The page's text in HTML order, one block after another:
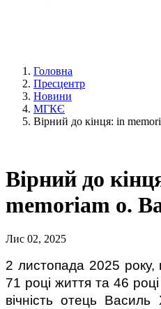
Головна
Пресцентр
Новини
МГКЄ
Вірний до кінця: in
Вірний до
memoriam о.
Лис 02, 2025
2 листопада 2025 року,
71 році життя та 46
вічність отець